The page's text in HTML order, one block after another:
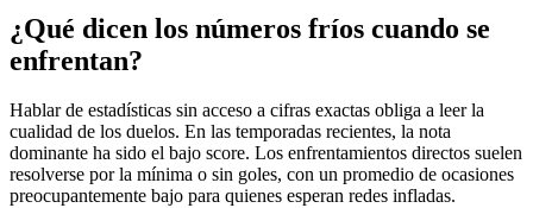
¿Qué dicen los números fríos cuando se
enfrentan?
Hablar de estadísticas sin acceso a cifras exactas obliga a leer la
cualidad de los duelos. En las temporadas recientes, la nota
dominante ha sido el bajo score. Los enfrentamientos directos suelen
resolverse por la mínima o sin goles, con un promedio de ocasiones
preocupantemente bajo para quienes esperan redes infladas.